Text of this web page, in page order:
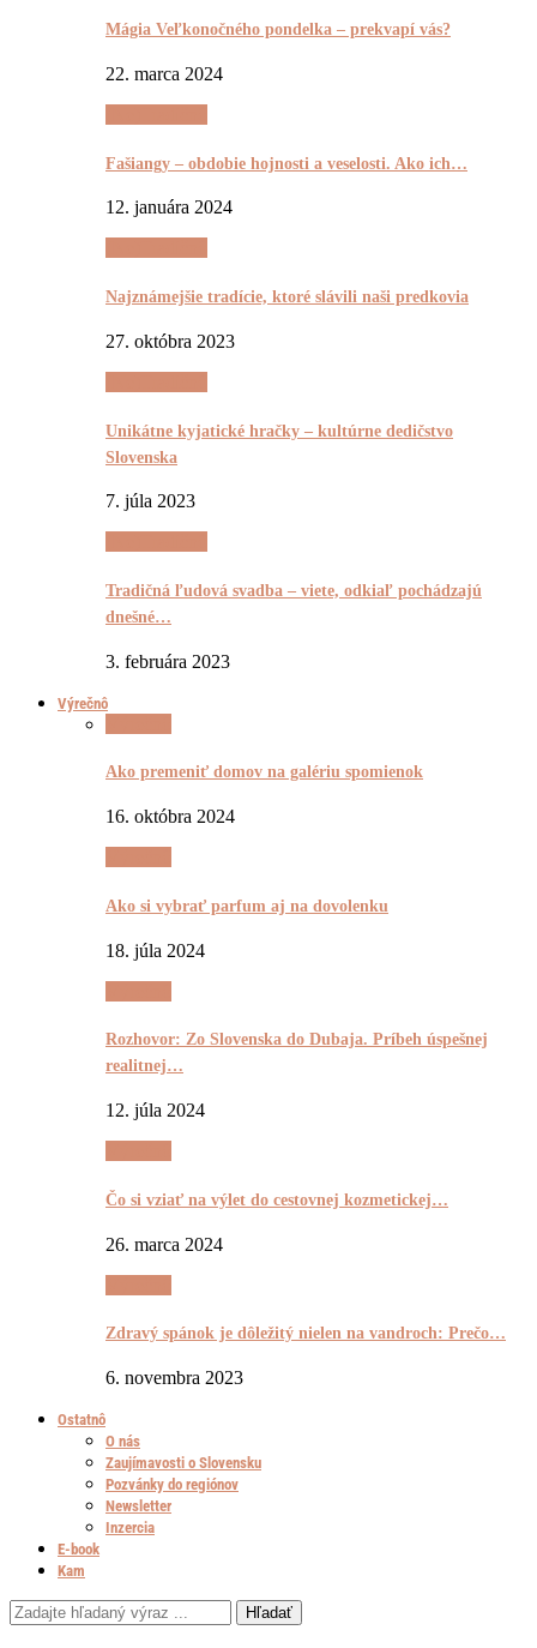
Mágia Veľkonočného pondelka – prekvapí vás?
22. marca 2024
Fašiangy – obdobie hojnosti a veselosti. Ako ich…
12. januára 2024
Najznámejšie tradície, ktoré slávili naši predkovia
27. októbra 2023
Unikátne kyjatické hračky – kultúrne dedičstvo
Slovenska
7. júla 2023
Tradičná ľudová svadba – viete, odkiaľ pochádzajú
dnešné…
3. februára 2023
Výrečnô
Ako premeniť domov na galériu spomienok
16. októbra 2024
Ako si vybrať parfum aj na dovolenku
18. júla 2024
Rozhovor: Zo Slovenska do Dubaja. Príbeh úspešnej
realitnej…
12. júla 2024
Čo si vziať na výlet do cestovnej kozmetickej…
26. marca 2024
Zdravý spánok je dôležitý nielen na vandroch: Prečo…
6. novembra 2023
Ostatnô
O nás
Zaujímavosti o Slovensku
Pozvánky do regiónov
Newsletter
Inzercia
E-book
Kam
Hľadať